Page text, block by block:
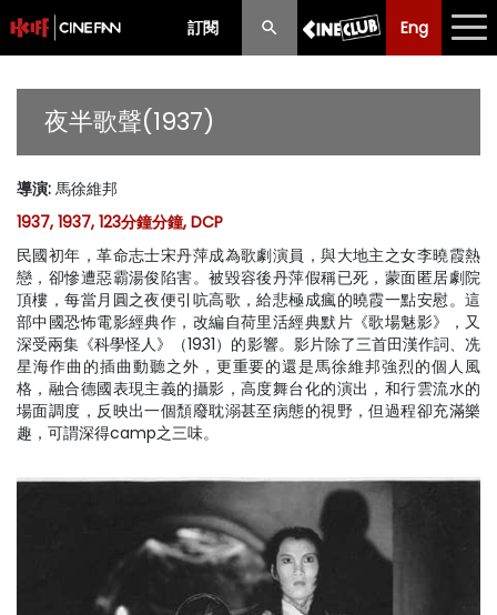
訂閱 Eng
Eng 中文
節目
購票須知
優惠計劃
前期節目
夜半歌聲(1937)
導演: 馬徐維邦
1937, 1937, 123分鐘分鐘, DCP
民國初年，革命志士宋丹萍成為歌劇演員，與大地主之女李曉霞熱
戀，卻慘遭惡霸湯俊陷害。被毀容後丹萍假稱已死，蒙面匿居劇院
頂樓，每當月圓之夜便引吭高歌，給悲極成瘋的曉霞一點安慰。這
部中國恐怖電影經典作，改編自荷里活經典默片《歌場魅影》，又
深受兩集《科學怪人》（1931）的影響。影片除了三首田漢作詞、冼
星海作曲的插曲動聽之外，更重要的還是馬徐維邦強烈的個人風
格，融合德國表現主義的攝影，高度舞台化的演出，和行雲流水的
場面調度，反映出一個頹廢耽溺甚至病態的視野，但過程卻充滿樂
趣，可謂深得camp之三味。